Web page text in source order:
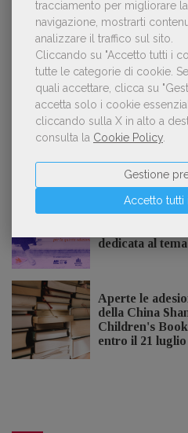
tracciamento per migliorare
navigazione, mostrarti
analizzare il traffico sul sito.
Cliccando su "Accetto tutti i
tutte le categorie di cookie.
quali accettare, clicca su
accetta solo i cookie
cliccando sulla X in alto a
consulta la Cookie Policy
Accetto tutti
Gestione
«La voce umana? Ha
impareggiabile».
manager ebook e
NOTIZIE DALL'AIE
Il Premio Inge
dedicata al
Aperte le
della China
Children's
entro il 21 luglio